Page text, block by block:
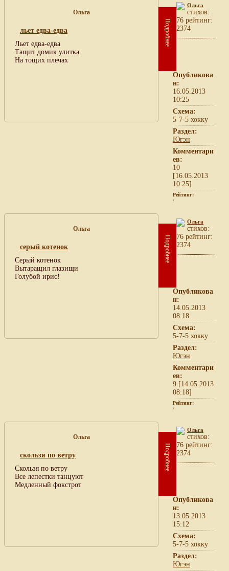
Ольга
льет едва-едва
Льет едва-едва
Тащит домик улитка
На тощих плечах
Подробнее
Ольга
cтихов:
76 рейтинг:
2374
Опубликова
н:
16.05.2013
10:25
Схема:
5-7-5 хокку
Раздел:
Югэн
Комментари
ев:
10
[16.05.2013
10:25]
Рейтинг:
/
Ольга
серый котенок
Серый котенок
Вытаращил глазищи
Голубой ирис!
Подробнее
Ольга
cтихов:
76 рейтинг:
2374
Опубликова
н:
14.05.2013
08:18
Схема:
5-7-5 хокку
Раздел:
Югэн
Комментари
ев:
9 [14.05.2013
08:18]
Рейтинг:
/
Ольга
скользя по ветру
Скользя по ветру
Все лепестки танцуют
Медленный фокстрот
Подробнее
Ольга
cтихов:
76 рейтинг:
2374
Опубликова
н:
13.05.2013
15:12
Схема:
5-7-5 хокку
Раздел:
Югэн